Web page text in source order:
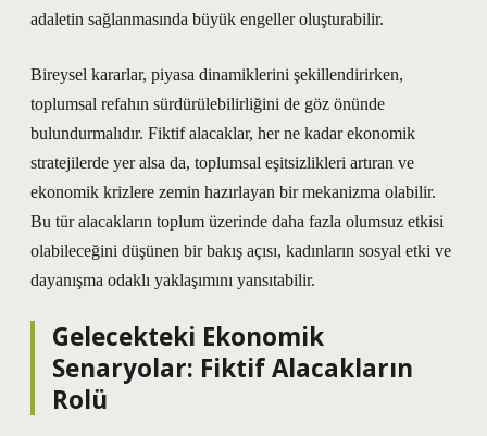
adaletin sağlanmasında büyük engeller oluşturabilir.
Bireysel kararlar, piyasa dinamiklerini şekillendirirken,
toplumsal refahın sürdürülebilirliğini de göz önünde
bulundurmalıdır. Fiktif alacaklar, her ne kadar ekonomik
stratejilerde yer alsa da, toplumsal eşitsizlikleri artıran ve
ekonomik krizlere zemin hazırlayan bir mekanizma olabilir.
Bu tür alacakların toplum üzerinde daha fazla olumsuz etkisi
olabileceğini düşünen bir bakış açısı, kadınların sosyal etki ve
dayanışma odaklı yaklaşımını yansıtabilir.
Gelecekteki Ekonomik
Senaryolar: Fiktif Alacakların
Rolü